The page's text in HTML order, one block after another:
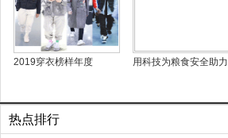
2019穿衣榜样年度 用科技为粮食安全助力
热点排行